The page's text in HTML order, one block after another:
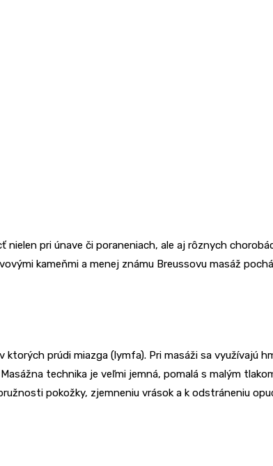
pri únave či poraneniach, ale aj rôznych
kameňmi a menej známu Breussovu masáž
prúdi miazga (lymfa). Pri masáži sa využívajú
technika je veľmi jemná, pomalá s malým
pokožky, zjemneniu vrások a k odstráneniu